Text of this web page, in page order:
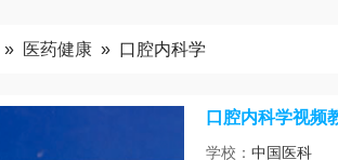
» 医药健康 » 口腔内科学
口腔内科学视频
学校： 中国医科